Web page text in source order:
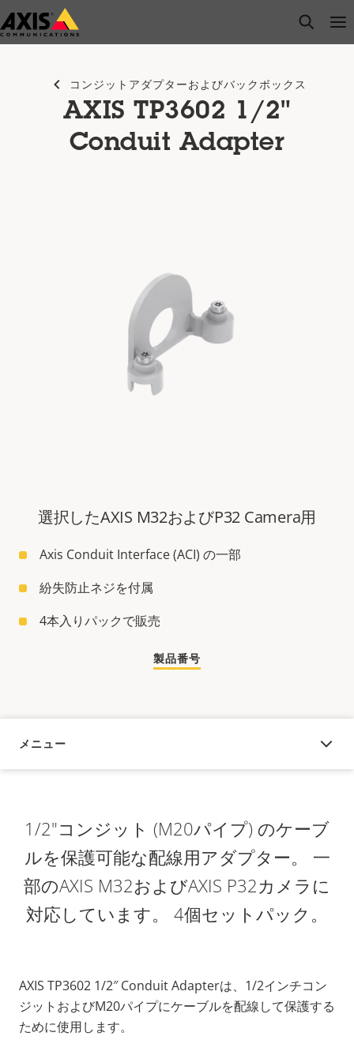
メ
イ
open
コンジットアダプターおよびバックボックス
AXIS TP3602 1/2"
Conduit Adapter
選択したAXIS M32およびP32 Camera用
Axis Conduit Interface (ACI) の一部
紛失防止ネジを付属
4本入りパックで販売
製品番号
メニュー
概要
1/2"コンジット (M20パイプ) のケーブ
ルを保護可能な配線用アダプター。 一
部のAXIS M32およびAXIS P32カメラに
対応しています。 4個セットパック。
AXIS TP3602 1/2″ Conduit Adapterは、1/2インチコン
ジットおよびM20パイプにケーブルを配線して保護する
ために使用します。